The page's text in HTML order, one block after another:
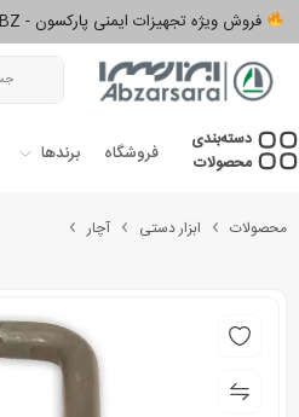
فروش ویژه تجهیزات ایمنی پارکسون - ABZ
دسته‌بندی‌
محصولات
فروشگاه برندها
محصولات ابزار دستی آچار